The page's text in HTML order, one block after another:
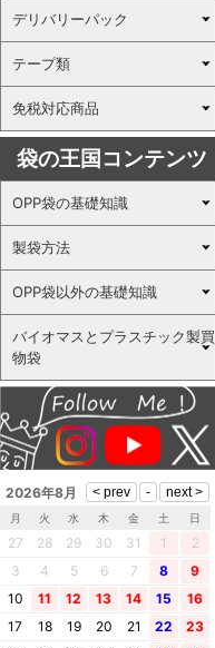
デリバリーパック
テープ類
免税対応商品
袋の王国コンテンツ
OPP袋の基礎知識
製袋方法
OPP袋以外の基礎知識
バイオマスとプラスチック製買
物袋
2026年8月
月 火 水 木 金 土 日
27 28 29 30 31 1
2
3
4 5 6 7 8
9
10
11 12 13 14 15
16
17
18 19 20 21 22
23